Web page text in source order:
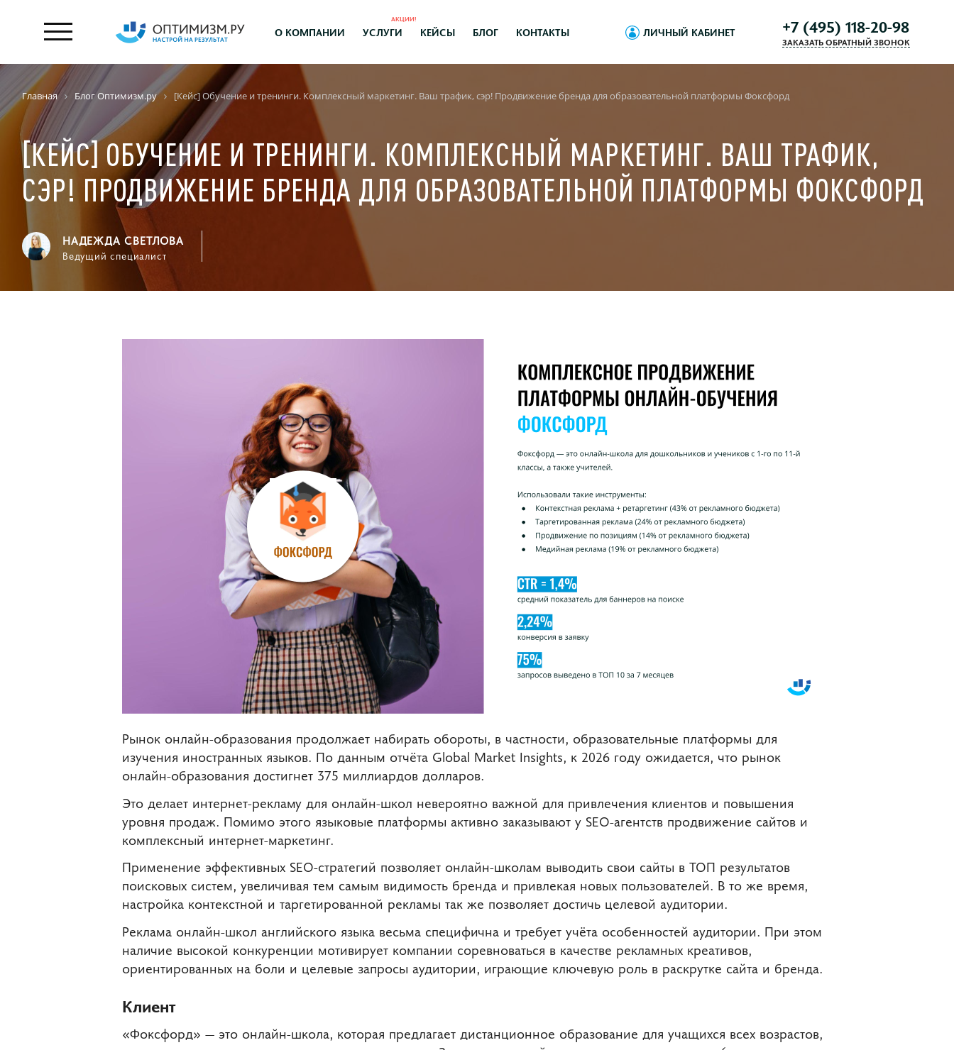
О КОМПАНИИ УСЛУГИ
АКЦИИ!
КЕЙСЫ БЛОГ КОНТАКТЫ ЛИЧНЫЙ КАБИНЕТ +7 (495) 118-20-98
ЗАКАЗАТЬ ОБРАТНЫЙ ЗВОНОК
Главная Блог Оптимизм.ру [Кейс] Обучение и тренинги. Комплексный маркетинг. Ваш трафик, сэр! Продвижение бренда для образовательной платформы Фоксфорд
[КЕЙС] ОБУЧЕНИЕ И ТРЕНИНГИ. КОМПЛЕКСНЫЙ МАРКЕТИНГ. ВАШ ТРАФИК,
СЭР! ПРОДВИЖЕНИЕ БРЕНДА ДЛЯ ОБРАЗОВАТЕЛЬНОЙ ПЛАТФОРМЫ ФОКСФОРД
НАДЕЖДА СВЕТЛОВА
Ведущий специалист
Рынок онлайн-образования продолжает набирать обороты, в частности, образовательные платформы для
изучения иностранных языков. По данным отчёта Global Market Insights, к 2026 году ожидается, что рынок
онлайн-образования достигнет 375 миллиардов долларов.
Это делает интернет-рекламу для онлайн-школ невероятно важной для привлечения клиентов и повышения
уровня продаж. Помимо этого языковые платформы активно заказывают у SEO-агентств продвижение сайтов и
комплексный интернет-маркетинг.
Применение эффективных SEO-стратегий позволяет онлайн-школам выводить свои сайты в ТОП результатов
поисковых систем, увеличивая тем самым видимость бренда и привлекая новых пользователей. В то же время,
настройка контекстной и таргетированной рекламы так же позволяет достичь целевой аудитории.
Реклама онлайн-школ английского языка весьма специфична и требует учёта особенностей аудитории. При этом
наличие высокой конкуренции мотивирует компании соревноваться в качестве рекламных креативов,
ориентированных на боли и целевые запросы аудитории, играющие ключевую роль в раскрутке сайта и бренда.
Клиент
«Фоксфорд» — это онлайн-школа, которая предлагает дистанционное образование для учащихся всех возрастов,